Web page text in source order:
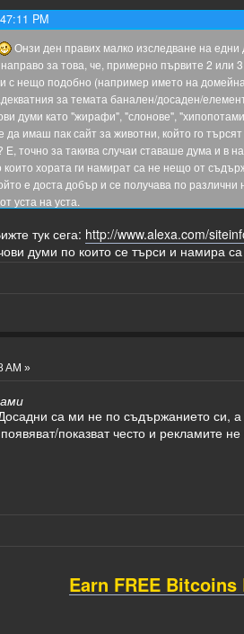
PM
Онзи ден правих малко изследване на едни
за това, че, примерно първите 2
с нещо подобно (например името на
за темата банален/досаден/
думи като "жирафи", "слонове",
да имаш пак сайт за животни, който го
точно за такива случаи ставаше дума и в
хората ги намират са не нещо от
е доста добър и се получава по
уста на уста.
тук сега: http://www.alexa.com/
думи по които се търси и намира
AM »
са ми не по съдържанието си,
показват често и рекламите
Earn FREE Bitcoins